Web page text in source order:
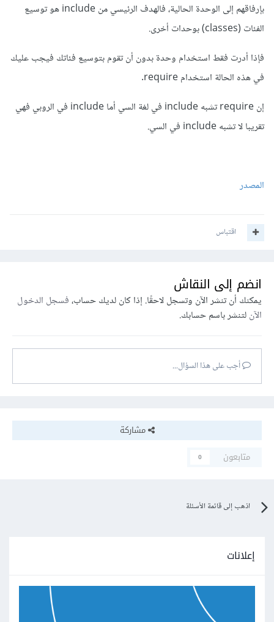
بإرفاقهم إلى الوحدة الحالية، فالهدف الرئيسي من include هو توسيع
الفئات (classes) بوحدات أخرى.
فإذا أدرت فقط استخدام وحدة بدون أن تقوم بتوسيع فئاتك فيجب عليك
في هذه الحالة استخدام require.
إن require تشبه include في لغة السي أما include في الروبي فهي
تقريبا لا تشبه include في السي.
المصدر
اقتباس
انضم إلى النقاش
يمكنك أن تنشر الآن وتسجل لاحقًا. إذا كان لديك حساب،فسجل الدخول
الآنلتنشر باسم حسابك.
أجب على هذا السؤال...
مشاركة
متابعون
0
اذهب إلى قائمة الأسئلة
إعلانات